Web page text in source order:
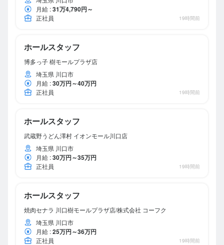
月給 :31万4,790円～
正社員 19時間前
ホールスタッフ
博多っ子 樹モールプラザ店
埼玉県 川口市
月給 :30万円～40万円
正社員 19時間前
ホールスタッフ
武蔵野うどん澤村 イオンモール川口店
埼玉県 川口市
月給 :30万円～35万円
正社員 19時間前
ホールスタッフ
焼肉セナラ 川口樹モールプラザ店/株式会社 コーフク
埼玉県 川口市
月給 :25万円～36万円
正社員 19時間前